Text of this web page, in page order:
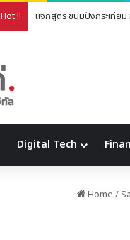
Hot !! แจกสูตร ขนมปังกระเทียม
Digital Tech
Home /